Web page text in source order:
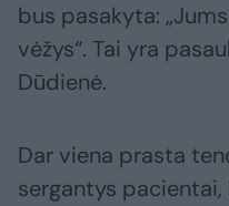
bus pasakyta:
vėžys“. Tai yra
Dūdienė.
Dar viena prasta
sergantys pacientai,